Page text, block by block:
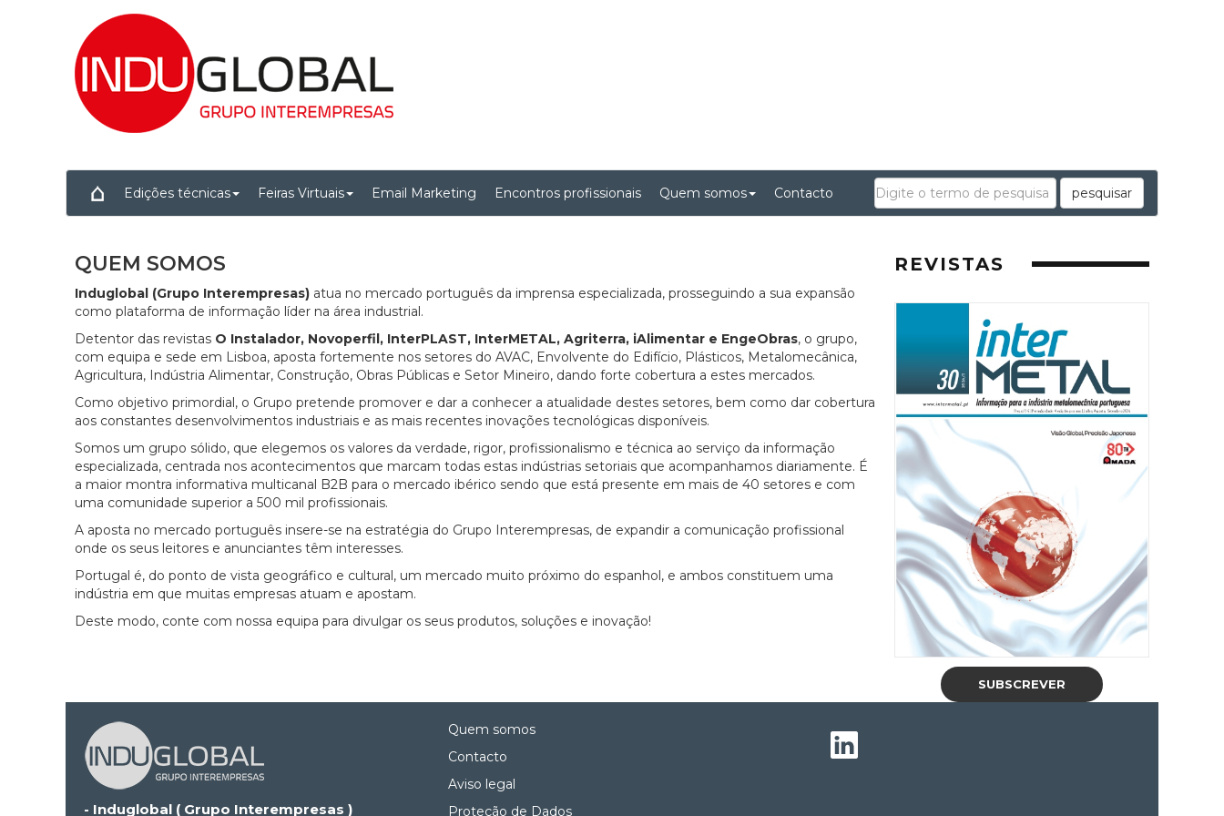
Edições técnicas Feiras Virtuais Email Marketing Encontros profissionais Quem somos Contacto pesquisar
QUEM SOMOS
Induglobal (Grupo Interempresas) atua no mercado português da imprensa especializada, prosseguindo a sua expansão
como plataforma de informação líder na área industrial.
Detentor das revistas O Instalador, Novoperfil, InterPLAST, InterMETAL, Agriterra, iAlimentar e EngeObras, o grupo,
com equipa e sede em Lisboa, aposta fortemente nos setores do AVAC, Envolvente do Edifício, Plásticos, Metalomecânica,
Agricultura, Indústria Alimentar, Construção, Obras Públicas e Setor Mineiro, dando forte cobertura a estes mercados.
Como objetivo primordial, o Grupo pretende promover e dar a conhecer a atualidade destes setores, bem como dar cobertura
aos constantes desenvolvimentos industriais e as mais recentes inovações tecnológicas disponíveis.
Somos um grupo sólido, que elegemos os valores da verdade, rigor, profissionalismo e técnica ao serviço da informação
especializada, centrada nos acontecimentos que marcam todas estas indústrias setoriais que acompanhamos diariamente. É
a maior montra informativa multicanal B2B para o mercado ibérico sendo que está presente em mais de 40 setores e com
uma comunidade superior a 500 mil profissionais.
A aposta no mercado português insere-se na estratégia do Grupo Interempresas, de expandir a comunicação profissional
onde os seus leitores e anunciantes têm interesses.
Portugal é, do ponto de vista geográfico e cultural, um mercado muito próximo do espanhol, e ambos constituem uma
indústria em que muitas empresas atuam e apostam.
Deste modo, conte com nossa equipa para divulgar os seus produtos, soluções e inovação!
REVISTAS
SUBSCREVER
- Induglobal ( Grupo Interempresas )
Quem somos
Contacto
Aviso legal
Proteção de Dados